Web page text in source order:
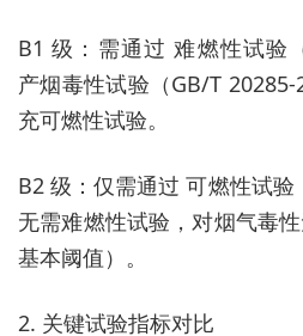
B1 级：需通过 难燃性试验
产烟毒性试验（GB/T
充可燃性试验。
B2 级：仅需通过 可燃性试验
无需难燃性试验，对烟气毒
基本阈值）。
2. 关键试验指标对比